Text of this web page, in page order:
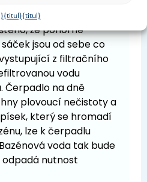
{titul}{titul}
filtrační sáček dlouhou
že ponorné
jsou od sebe co
z filtračního
vodu
Čerpadlo na dně
plovoucí nečistoty a
který se hromadí
lze k čerpadlu
voda tak bude
nutnost